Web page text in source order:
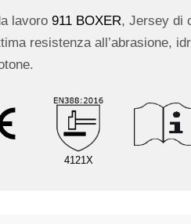
lavoro911 BOXER, Jersey di
resistenza all’abrasione,
4121X